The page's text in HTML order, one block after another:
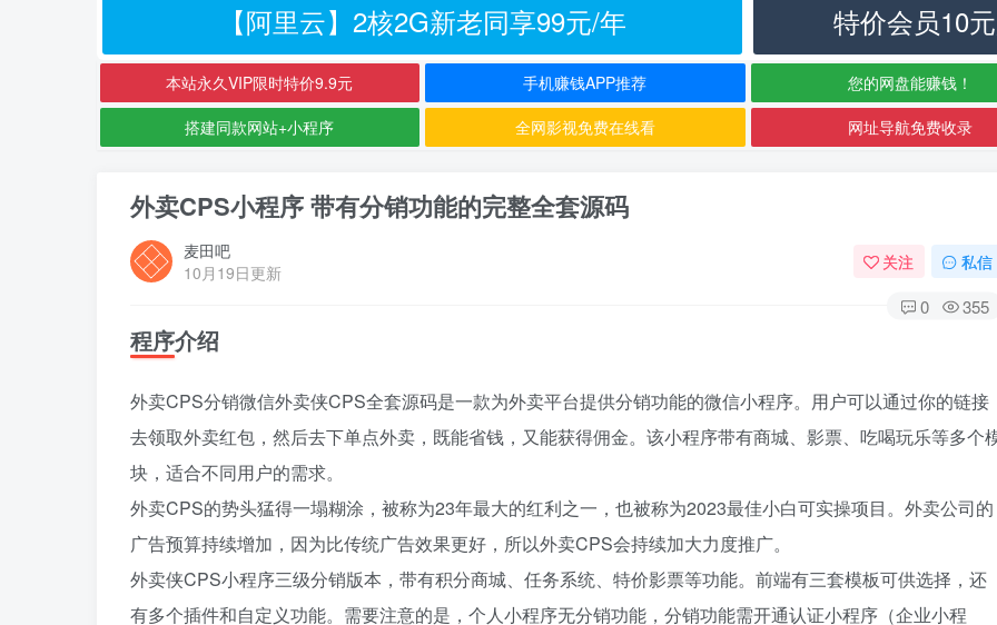
【阿里云】2核2G新老同享99元/年 特价会员10
本站永久VIP限时特价9.9元 手机赚钱APP推荐 您的网盘能赚钱！
搭建同款网站+小程序 全网影视免费在线看 网址导航免费收录
外卖CPS小程序 带有分销功能的完整全套源码
麦田吧
10月19日更新
关注 私信
0 355
程序介绍
外卖CPS分销微信外卖侠CPS全套源码是一款为外卖平台提供分销功能的微信小程序。用户可以通过你的链接
去领取外卖红包，然后去下单点外卖，既能省钱，又能获得佣金。该小程序带有商城、影票、吃喝玩乐等多个
块，适合不同用户的需求。
外卖CPS的势头猛得一塌糊涂，被称为23年最大的红利之一，也被称为2023最佳小白可实操项目。外卖公司的
广告预算持续增加，因为比传统广告效果更好，所以外卖CPS会持续加大力度推广。
外卖侠CPS小程序三级分销版本，带有积分商城、任务系统、特价影票等功能。前端有三套模板可供选择，还
有多个插件和自定义功能。需要注意的是，个人小程序无分销功能，分销功能需开通认证小程序（企业小程